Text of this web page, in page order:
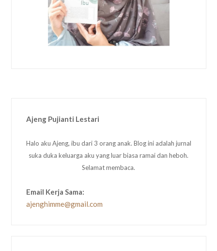
Ajeng Pujianti Lestari
Halo aku Ajeng, ibu dari 3 orang anak. Blog ini adalah jurnal
suka duka keluarga aku yang luar biasa ramai dan heboh.
Selamat membaca.
Email Kerja Sama:
ajenghimme@gmail.com